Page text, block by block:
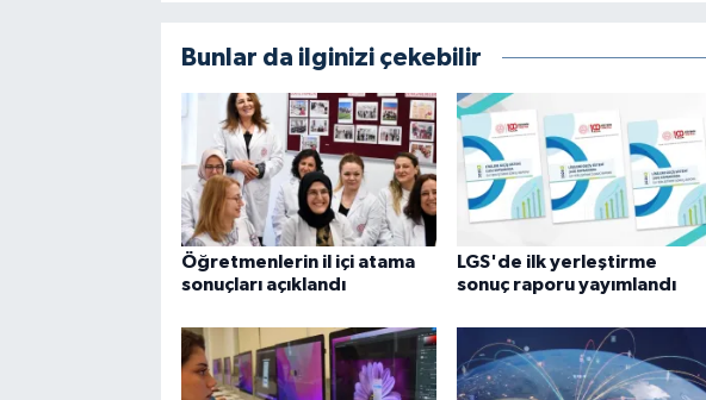
Bunlar da ilginizi çekebilir
Öğretmenlerin il içi atama
sonuçları açıklandı
LGS'de ilk yerleştirme
sonuç raporu yayımlandı